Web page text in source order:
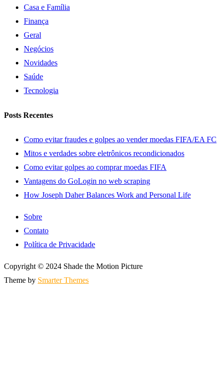
Casa e Família
Finança
Geral
Negócios
Novidades
Saúde
Tecnologia
Posts Recentes
Como evitar fraudes e golpes ao vender moedas FIFA/EA FC
Mitos e verdades sobre eletrônicos recondicionados
Como evitar golpes ao comprar moedas FIFA
Vantagens do GoLogin no web scraping
How Joseph Daher Balances Work and Personal Life
Sobre
Contato
Política de Privacidade
Copyright © 2024 Shade the Motion Picture
Theme by Smarter Themes